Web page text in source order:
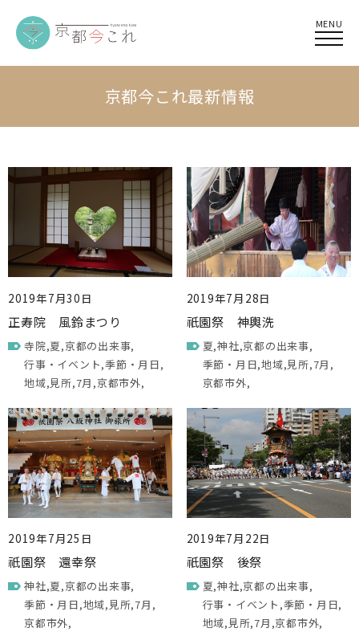
MENU
京都今これ最新情報
2019年7月30日
正寿院 風鈴まつり
寺院 夏 京都の出来事
行事・イベント 季節・月日
地域 見所 7月 京都市外
2019年7月28日
祇園祭 神輿洗
夏 神社 京都の出来事
季節・月日 地域 見所 7月
京都市外
2019年7月25日
祇園祭 還幸祭
神社 夏 京都の出来事
季節・月日 地域 見所 7月
京都市外
2019年7月22日
祇園祭 後祭
夏 神社 京都の出来事
行事・イベント 季節・月日
地域 見所 7月 京都市外